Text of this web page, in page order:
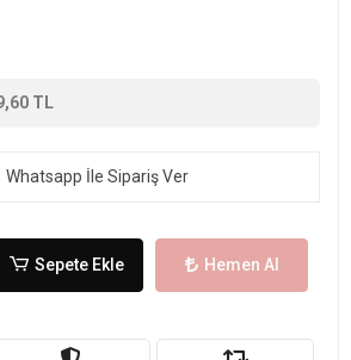
TL
Whatsapp İle Sipariş Ver
Sepete Ekle Hemen Al